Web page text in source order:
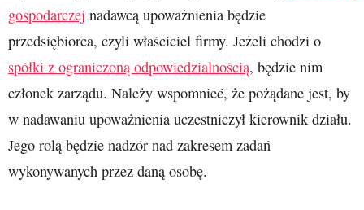
gospodarczej nadawcą upoważnienia będzie
przedsiębiorca, czyli właściciel firmy. Jeżeli chodzi o
spółki z ograniczoną odpowiedzialnością, będzie nim
członek zarządu. Należy wspomnieć, że pożądane jest, by
w nadawaniu upoważnienia uczestniczył kierownik działu.
Jego rolą będzie nadzór nad zakresem zadań
wykonywanych przez daną osobę.